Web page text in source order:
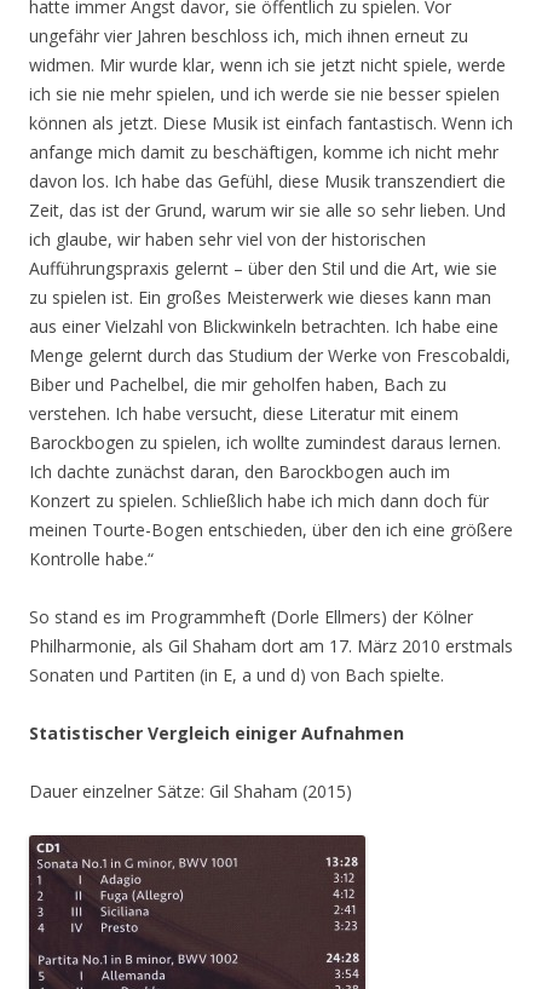
hatte immer Angst davor, sie öffentlich zu spielen. Vor
ungefähr vier Jahren beschloss ich, mich ihnen erneut zu
widmen. Mir wurde klar, wenn ich sie jetzt nicht spiele, werde
ich sie nie mehr spielen, und ich werde sie nie besser spielen
können als jetzt. Diese Musik ist einfach fantastisch. Wenn ich
anfange mich damit zu beschäftigen, komme ich nicht mehr
davon los. Ich habe das Gefühl, diese Musik transzendiert die
Zeit, das ist der Grund, warum wir sie alle so sehr lieben. Und
ich glaube, wir haben sehr viel von der historischen
Aufführungspraxis gelernt – über den Stil und die Art, wie sie
zu spielen ist. Ein großes Meisterwerk wie dieses kann man
aus einer Vielzahl von Blickwinkeln betrachten. Ich habe eine
Menge gelernt durch das Studium der Werke von Frescobaldi,
Biber und Pachelbel, die mir geholfen haben, Bach zu
verstehen. Ich habe versucht, diese Literatur mit einem
Barockbogen zu spielen, ich wollte zumindest daraus lernen.
Ich dachte zunächst daran, den Barockbogen auch im
Konzert zu spielen. Schließlich habe ich mich dann doch für
meinen Tourte-Bogen entschieden, über den ich eine größere
Kontrolle habe.“
So stand es im Programmheft (Dorle Ellmers) der Kölner
Philharmonie, als Gil Shaham dort am 17. März 2010 erstmals
Sonaten und Partiten (in E, a und d) von Bach spielte.
Statistischer Vergleich einiger Aufnahmen
Dauer einzelner Sätze: Gil Shaham (2015)